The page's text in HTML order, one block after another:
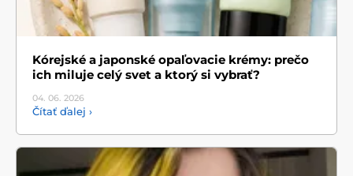
Kórejské a japonské opaľovacie krémy: prečo
ich miluje celý svet a ktorý si vybrať?
04. 06. 2026
Čítať ďalej ›